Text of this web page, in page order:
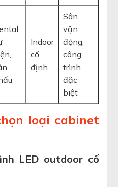
Indoor
cố
định
Sân
vận
động,
công
trình
đặc
biệt
loại cabinet
LED outdoor cố